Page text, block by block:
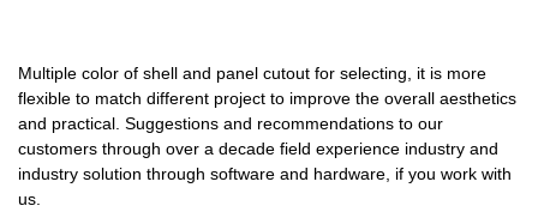
Interfaces
Homem Máquina &PCs
industriais.
padrão certamente se
destacará e fornecerá aos
clientes benefícios no mercado.
Multiple color of shell and panel cutout for selecting, it is more
flexible to match different project to improve the overall aesthetics
and practical. Suggestions and recommendations to our
customers through over a decade field experience industry and
industry solution through software and hardware, if you work with
us.